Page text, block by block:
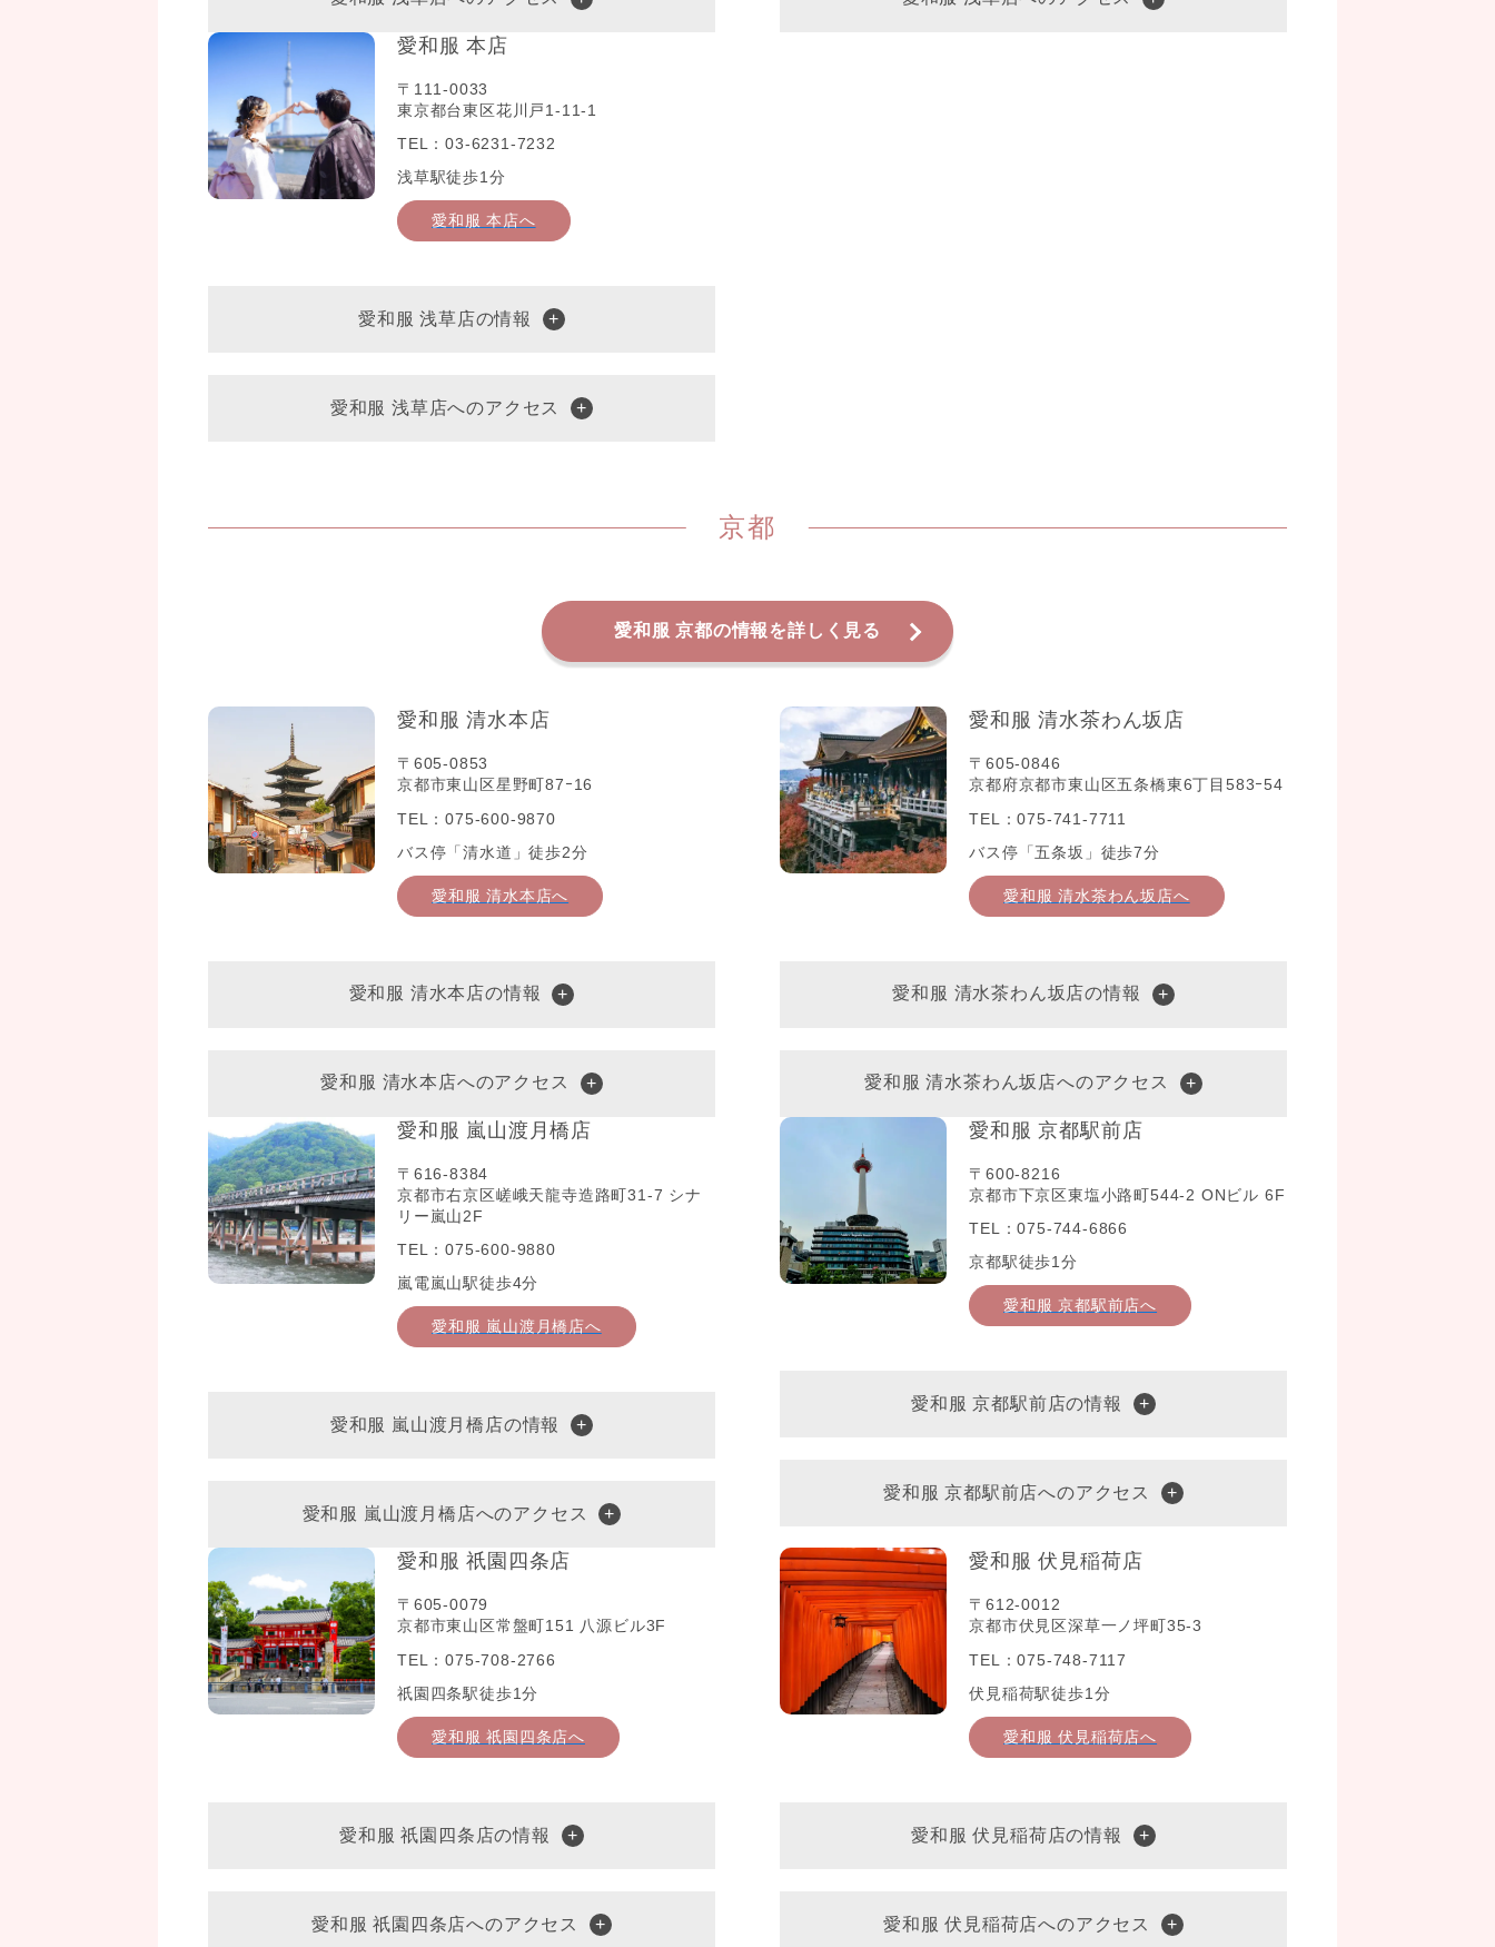
愛和服 本店
〒111-0033
東京都台東区花川戸1-11-1
TEL：03-6231-7232
浅草駅徒歩1分
愛和服 本店へ
愛和服 浅草店の情報
愛和服 浅草店へのアクセス
京都
愛和服 京都の情報を詳しく見る
愛和服 清水本店
〒605-0853
京都市東山区星野町87ｰ16
TEL：075-600-9870
バス停「清水道」徒歩2分
愛和服 清水本店へ
愛和服 清水本店の情報
愛和服 清水本店へのアクセス
愛和服 清水茶わん坂店
〒605-0846
京都府京都市東山区五条橋東6丁目583ｰ54
TEL：075-741-7711
バス停「五条坂」徒歩7分
愛和服 清水茶わん坂店へ
愛和服 清水茶わん坂店の情報
愛和服 清水茶わん坂店へのアクセス
愛和服 嵐山渡月橋店
〒616-8384
京都市右京区嵯峨天龍寺造路町31-7 シナ
リー嵐山2F
TEL：075-600-9880
嵐電嵐山駅徒歩4分
愛和服 嵐山渡月橋店へ
愛和服 嵐山渡月橋店の情報
愛和服 嵐山渡月橋店へのアクセス
愛和服 京都駅前店
〒600-8216
京都市下京区東塩小路町544-2 ONビル 6F
TEL：075-744-6866
京都駅徒歩1分
愛和服 京都駅前店へ
愛和服 京都駅前店の情報
愛和服 京都駅前店へのアクセス
愛和服 祇園四条店
〒605-0079
京都市東山区常盤町151 八源ビル3F
TEL：075-708-2766
祇園四条駅徒歩1分
愛和服 祇園四条店へ
愛和服 祇園四条店の情報
愛和服 祇園四条店へのアクセス
愛和服 伏見稲荷店
〒612-0012
京都市伏見区深草一ノ坪町35-3
TEL：075-748-7117
伏見稲荷駅徒歩1分
愛和服 伏見稲荷店へ
愛和服 伏見稲荷店の情報
愛和服 伏見稲荷店へのアクセス